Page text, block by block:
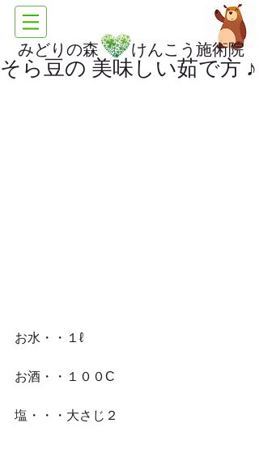
みどりの森 けんこう施術院
そら豆の 美味しい茹で方 ♪
お水・・１ℓ
お酒・・１００C
塩・・・大さじ２